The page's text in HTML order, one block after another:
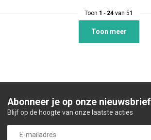
Toon 1 - 24 van 51
Toon meer
Abonneer je op onze nieuwsbrief
Blijf op de hoogte van onze laatste acties